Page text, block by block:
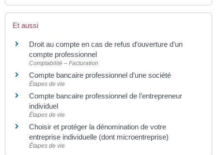
Et aussi
Droit au compte en cas de refus d’ouverture d’un
compte professionnel
Comptabilité – Facturation
Compte bancaire professionnel d’une société
Étapes de vie
Compte bancaire professionnel de l’entrepreneur
individuel
Étapes de vie
Choisir et protéger la dénomination de votre
entreprise individuelle (dont microentreprise)
Étapes de vie